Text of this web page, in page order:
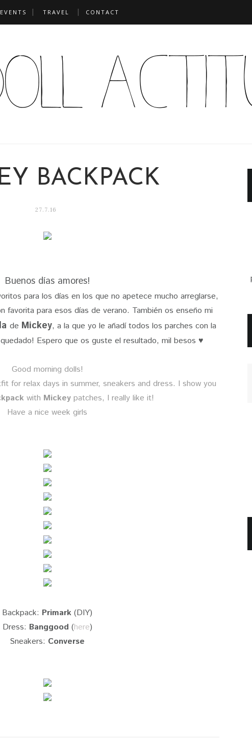
EVENTS TRAVEL CONTACT
BACKPACK
27.7.16
Buenos días amores!
para los días en los que no apetece mucho arreglarse,
favorita para esos días de verano. También os enseño mi
de Mickey, a la que yo le añadí todos los parches con la
Espero que os guste el resultado, mil besos ♥
Good morning dolls!
for relax days in summer, sneakers and dress. I show you
with Mickeypatches, I really like it!
Have a nice week girls
Backpack: Primark (DIY)
Dress: Banggood (here)
Sneakers: Converse